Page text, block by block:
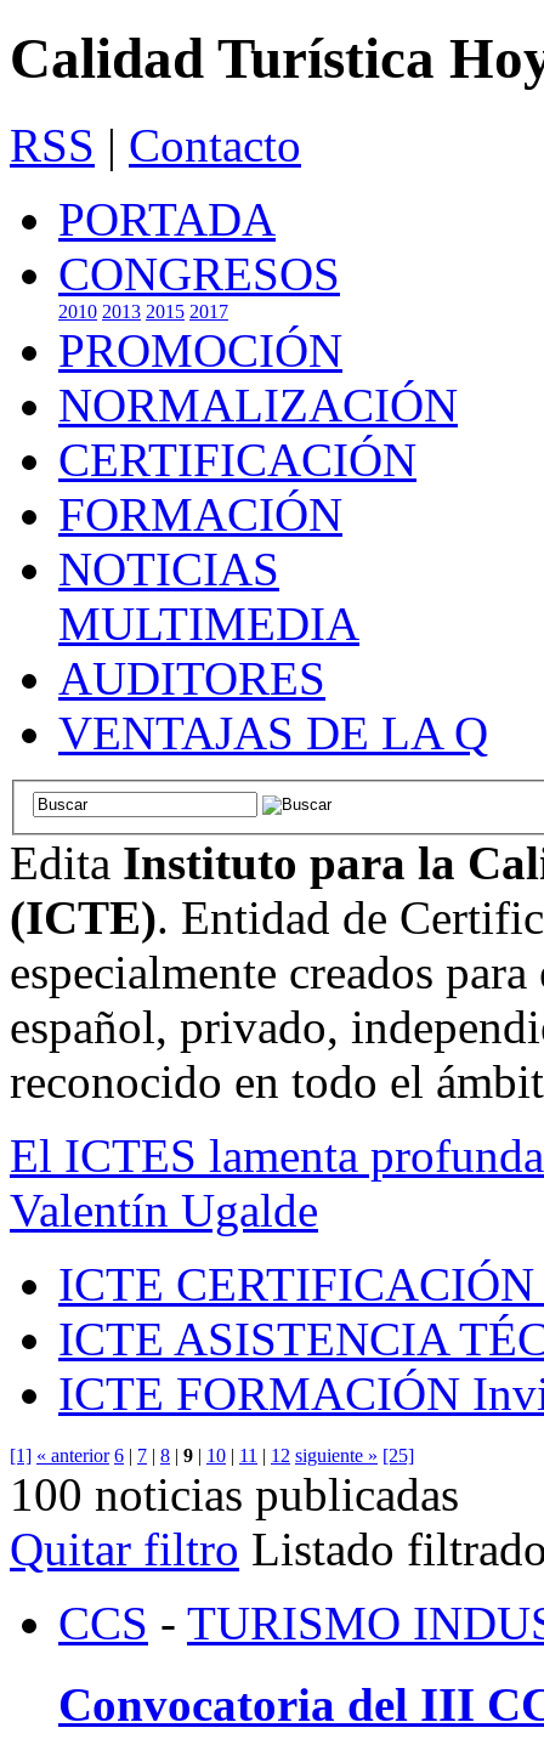
Calidad Turística
RSS | Contacto
PORTADA
CONGRESOS
2010 2013 2015 2017
PROMOCIÓN
NORMALIZACIÓN
CERTIFICACIÓN
FORMACIÓN
NOTICIAS
MULTIMEDIA
AUDITORES
VENTAJAS DE LA Q
Edita Instituto para la
(ICTE). Entidad de
especialmente creados
español, privado,
reconocido en todo el
El ICTES lamenta
Valentín Ugalde
ICTE CERTIFICACIÓN
ICTE ASISTENCIA
ICTE FORMACIÓN
[1] « anterior 6 | 7 | 8 | 9 | 10 | 11 | 12 siguiente » [25]
100 noticias publicadas
Quitar filtro Listado
CCS - TURISMO
Convocatoria del III